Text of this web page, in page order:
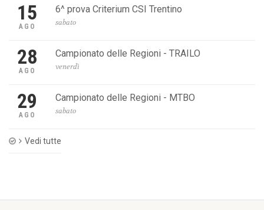
15
AGO
6^ prova Criterium CSI Trentino
sabato
28
AGO
Campionato delle Regioni - TRAILO
venerdì
29
AGO
Campionato delle Regioni - MTBO
sabato
Vedi tutte